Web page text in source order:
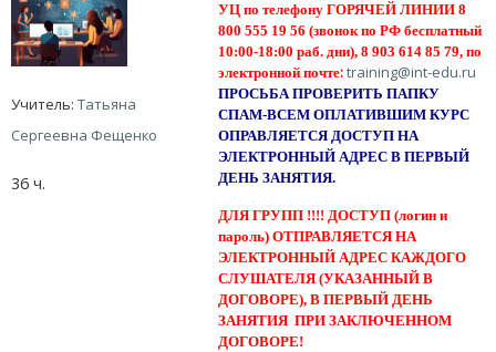
УЦ по телефону ГОРЯЧЕЙ ЛИНИИ 8
800 555 19 56 (звонок по РФ бесплатный
10:00-18:00 раб. дни), 8 903 614 85 79, по
электронной почте:training@int-edu.ru
ПРОСЬБАПРОВЕРИТЬ ПАПКУ
СПАМ-ВСЕМ ОПЛАТИВШИМ КУРС
ОПРАВЛЯЕТСЯ ДОСТУП НА
ЭЛЕКТРОННЫЙ АДРЕС В ПЕРВЫЙ
ДЕНЬ ЗАНЯТИЯ.
ДЛЯ ГРУПП !!!!ДОСТУП (логин и
пароль) ОТПРАВЛЯЕТСЯ НА
ЭЛЕКТРОННЫЙ АДРЕС КАЖДОГО
СЛУШАТЕЛЯ (УКАЗАННЫЙ В
ДОГОВОРЕ), В ПЕРВЫЙ ДЕНЬ
ЗАНЯТИЯ ПРИ ЗАКЛЮЧЕННОМ
ДОГОВОРЕ!
Учитель: Татьяна
Сергеевна Фещенко
36 ч.